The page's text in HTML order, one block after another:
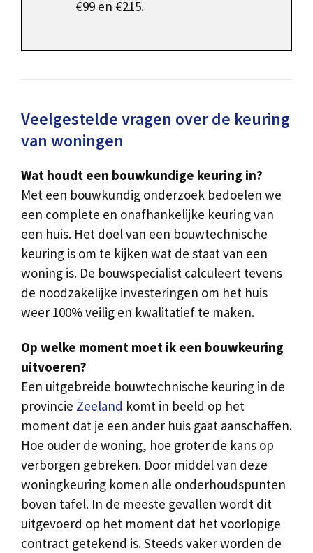
€99 en €215.
Veelgestelde vragen over de keuring
van woningen
Wat houdt een bouwkundige keuring in?
Met een bouwkundig onderzoek bedoelen we
een complete en onafhankelijke keuring van
een huis. Het doel van een bouwtechnische
keuring is om te kijken wat de staat van een
woning is. De bouwspecialist calculeert tevens
de noodzakelijke investeringen om het huis
weer 100% veilig en kwalitatief te maken.
Op welke moment moet ik een bouwkeuring
uitvoeren?
Een uitgebreide bouwtechnische keuring in de
provincie Zeeland komt in beeld op het
moment dat je een ander huis gaat aanschaffen.
Hoe ouder de woning, hoe groter de kans op
verborgen gebreken. Door middel van deze
woningkeuring komen alle onderhoudspunten
boven tafel. In de meeste gevallen wordt dit
uitgevoerd op het moment dat het voorlopige
contract getekend is. Steeds vaker worden de